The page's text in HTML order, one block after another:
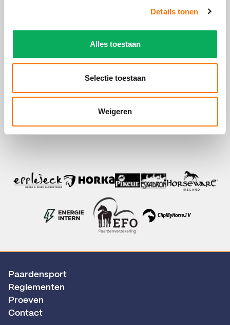
Details tonen
Alles toestaan
Selectie toestaan
Weigeren
Paardensport
Reglementen
Proeven
Contact